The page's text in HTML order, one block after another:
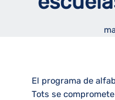
El programa de
Tots se